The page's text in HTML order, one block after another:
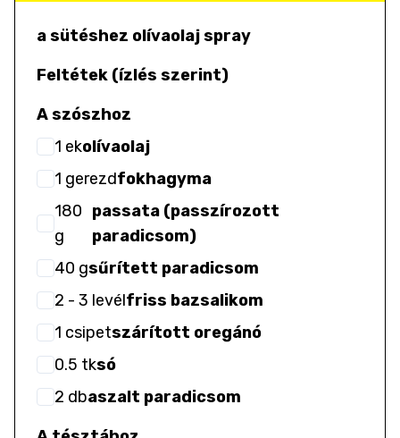
a sütéshez olívaolaj spray
Feltétek (ízlés szerint)
A szószhoz
1 ekolívaolaj
1 gerezdfokhagyma
180
g
passata (passzírozott
paradicsom)
40 gsűrített paradicsom
2 - 3 levélfriss bazsalikom
1 csipetszárított oregánó
0.5 tksó
2 dbaszalt paradicsom